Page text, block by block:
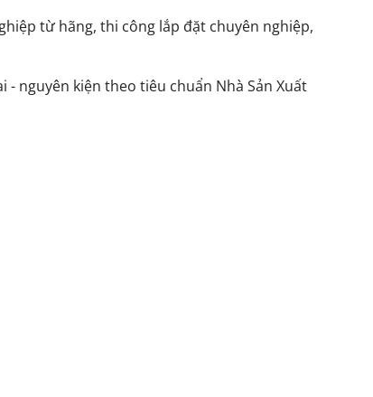
từ hãng, thi công lắp đặt chuyên nghiệp,
- nguyên kiện theo tiêu chuẩn Nhà Sản Xuất